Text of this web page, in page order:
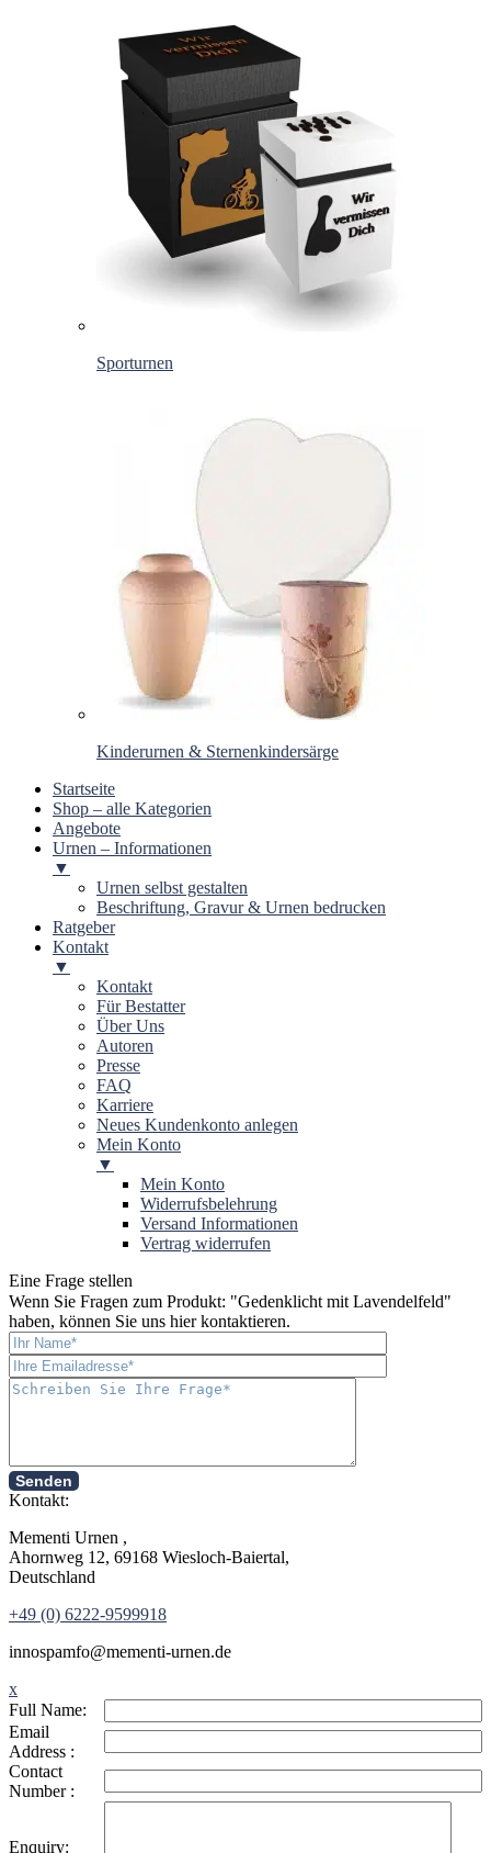
Sporturnen
Kinderurnen & Sternenkindersärge
Startseite
Shop – alle Kategorien
Angebote
Urnen – Informationen
▼
Urnen selbst gestalten
Beschriftung, Gravur & Urnen bedrucken
Ratgeber
Kontakt
▼
Kontakt
Für Bestatter
Über Uns
Autoren
Presse
FAQ
Karriere
Neues Kundenkonto anlegen
Mein Konto
▼
Mein Konto
Widerrufsbelehrung
Versand Informationen
Vertrag widerrufen
Eine Frage stellen
Wenn Sie Fragen zum Produkt: "Gedenklicht mit Lavendelfeld"
haben, können Sie uns hier kontaktieren.
Senden
Kontakt:
Mementi Urnen ,
Ahornweg 12, 69168 Wiesloch-Baiertal,
Deutschland
+49 (0) 6222-9599918
innospamfo@mementi-urnen.de
x
Full Name:
Email
Address :
Contact
Number :
Enquiry: